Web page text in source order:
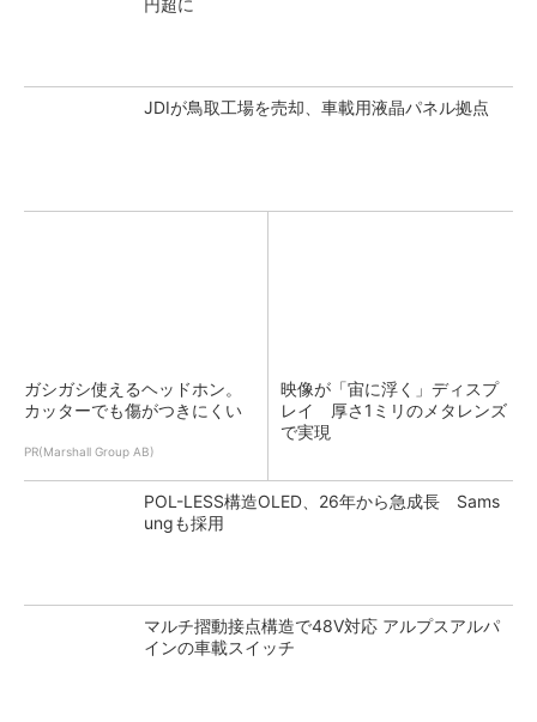
円超に
JDIが鳥取工場を売却、車載用液晶パネル拠点
ガシガシ使えるヘッドホン。
カッターでも傷がつきにくい
PR(Marshall Group AB)
映像が「宙に浮く」ディスプ
レイ 厚さ1ミリのメタレンズ
で実現
POL-LESS構造OLED、26年から急成長 Sams
ungも採用
マルチ摺動接点構造で48V対応 アルプスアルパ
インの車載スイッチ